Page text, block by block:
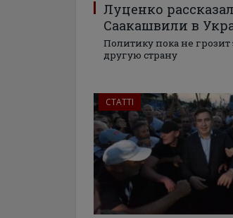
Луценко
Саакашвили в
Политику пока не грозит
другую страну
СТАТТІ